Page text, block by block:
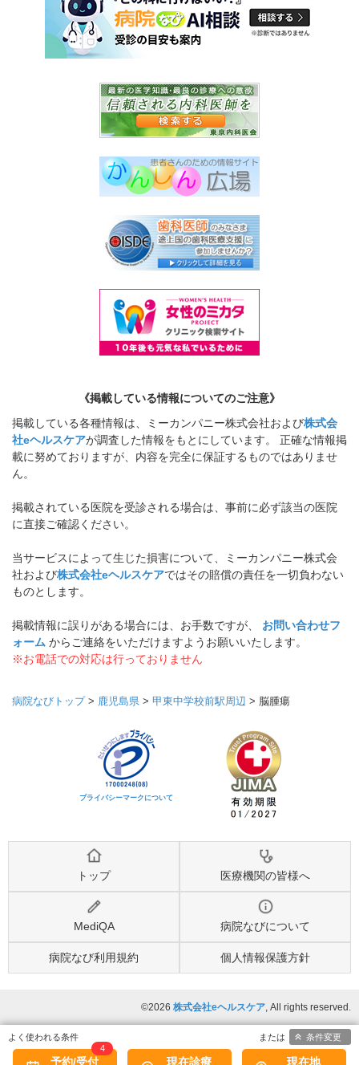
《掲載している情報についてのご注意》
掲載している各種情報は、ミーカンパニー株式会社および株式会
社eヘルスケアが調査した情報をもとにしています。 正確な情報掲
載に努めておりますが、内容を完全に保証するものではありませ
ん。
掲載されている医院を受診される場合は、事前に必ず該当の医院
に直接ご確認ください。
当サービスによって生じた損害について、ミーカンパニー株式会
社および株式会社eヘルスケアではその賠償の責任を一切負わない
ものとします。
掲載情報に誤りがある場合には、お手数ですが、 お問い合わせフ
ォーム からご連絡をいただけますようお願いいたします。
※お電話での対応は行っておりません
病院なびトップ> 鹿児島県 > 甲東中学校前駅周辺 > 脳腫瘍
プライバシーマークについて
トップ 医療機関の皆様へ
MediQA 病院なびについて
病院なび利用規約 個人情報保護方針
©2026 株式会社eヘルスケア, All rights reserved.
予約/受付
4
現在診療 現在地
条件変更